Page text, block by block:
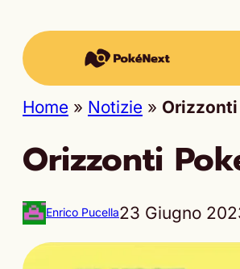
Home » Notizie » Orizzonti
Orizzonti
Enrico Pucella23 Giugno